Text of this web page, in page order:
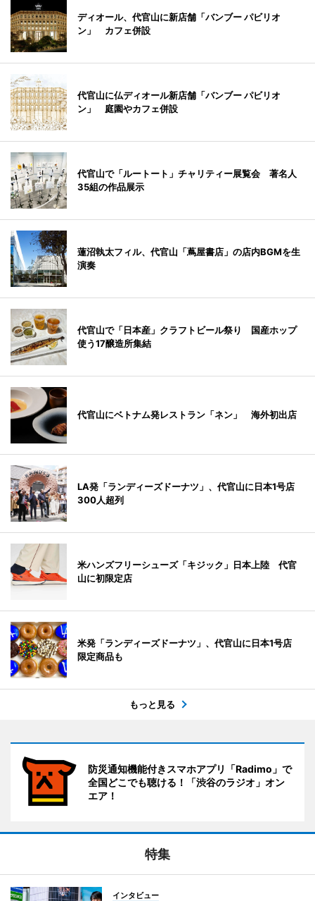
ディオール、代官山に新店舗「バンブー パビリオ
ン」 カフェ併設
代官山に仏ディオール新店舗「バンブー パビリオ
ン」 庭園やカフェ併設
代官山で「ルートート」チャリティー展覧会 著名人
35組の作品展示
蓮沼執太フィル、代官山「蔦屋書店」の店内BGMを生
演奏
代官山で「日本産」クラフトビール祭り 国産ホップ
使う17醸造所集結
代官山にベトナム発レストラン「ネン」 海外初出店
LA発「ランディーズドーナツ」、代官山に日本1号店
300人超列
米ハンズフリーシューズ「キジック」日本上陸 代官
山に初限定店
米発「ランディーズドーナツ」、代官山に日本1号店
限定商品も
もっと見る
防災通知機能付きスマホアプリ「Radimo」で
全国どこでも聴ける！「渋谷のラジオ」オン
エア！
特集
インタビュー